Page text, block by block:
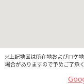
※上記地図は所在地およびロケ
場合がありますので予めご了承く